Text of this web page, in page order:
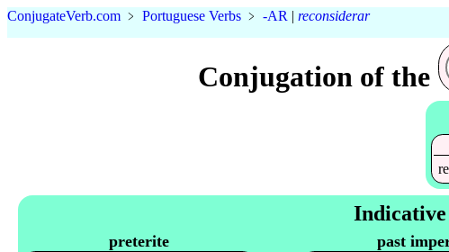
ConjugateVerb.com ﹥ Portuguese Verbs ﹥ -AR | reconsiderar
Conjugation of the
Indicative
preterite past